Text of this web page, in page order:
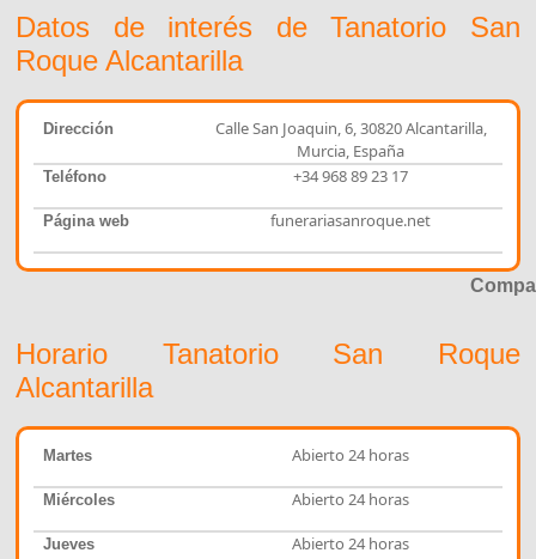
Datos de interés de Tanatorio San
Roque Alcantarilla
Dirección
Calle San Joaquin, 6, 30820 Alcantarilla,
Murcia, España
Teléfono +34 968 89 23 17
Página web funerariasanroque.net
Horario Tanatorio San Roque
Alcantarilla
Martes Abierto 24 horas
Miércoles Abierto 24 horas
Jueves Abierto 24 horas